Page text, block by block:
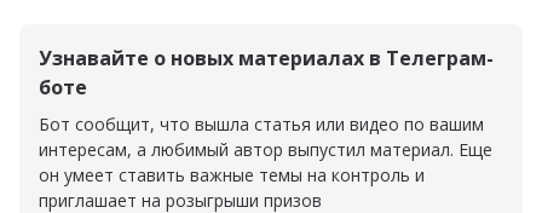
Узнавайте о новых материалах в Телеграм-
боте
Бот сообщит, что вышла статья или видео по вашим
интересам, а любимый автор выпустил материал. Еще
он умеет ставить важные темы на контроль и
приглашает на розыгрыши призов